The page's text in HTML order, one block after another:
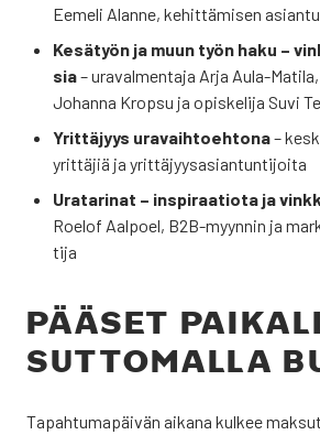
Eeme­li Alan­ne, kehit­tä­mi­sen
Kesä­työn ja muun työn haku –
sia– ura­val­men­ta­ja Arja Aula-
Johan­na Krop­su ja opis­ke­li­ja Suvi
Yrit­tä­jyys ura­vaih­toeh­to­na–
yrit­tä­jiä ja yrit­tä­jyys­asian­tun­ti­joi­ta
Ura­ta­ri­nat – ins­pi­raa­tio­ta ja
Roe­lof Aal­poel, B2B-myyn­nin ja
ti­ja
PÄÄ­SET
SUT­TO­MAL­LA
Tapah­tu­ma­päi­vän aika­na kul­kee